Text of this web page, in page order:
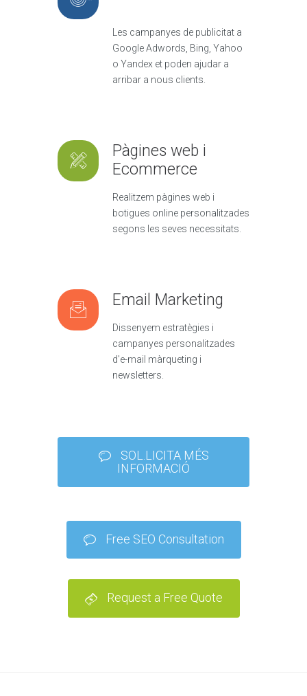
Les campanyes de publicitat a
Google Adwords, Bing, Yahoo
o Yandex et poden ajudar a
arribar a nous clients.
Pàgines web i
Ecommerce
Realitzem pàgines web i
botigues online personalitzades
segons les seves necessitats.
Email Marketing
Dissenyem estratègies i
campanyes personalitzades
d'e-mail màrqueting i
newsletters.
SOL.LICITA MÉS
INFORMACIÓ
Free SEO Consultation
Request a Free Quote